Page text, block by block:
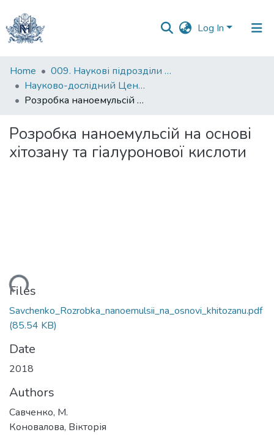
Log In
Communities
&
Collections
Statistics
Home
009. Наукові підрозділи НаУКМА
Науково-дослідний Центр мембранних досліджень
Розробка наноемульсій на основі хітозану та гіалуронової кислоти
Розробка наноемульсій на основі
хітозану та гіалуронової кислоти
Files
Savchenko_Rozrobka_nanoemulsii_na_osnovi_khitozanu.pdf
(85.54 KB)
Date
2018
Authors
Савченко, М.
Коновалова, Вікторія